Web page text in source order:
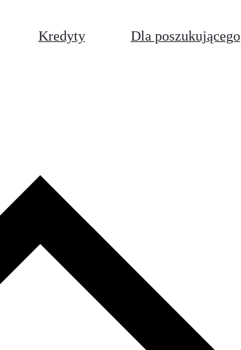
Kredyty Dla poszukującego